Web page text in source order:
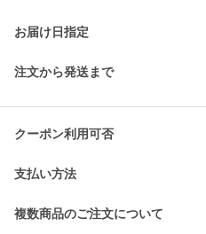
お届け日指定
注文から発送まで
クーポン利用可否
支払い方法
複数商品のご注文について